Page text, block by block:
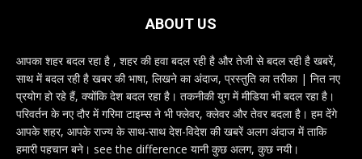
ABOUT US
आपका शहर बदल रहा है , शहर की हवा बदल रही है और तेजी से बदल रही है खबरें,
साथ में बदल रही है खबर की भाषा, लिखने का अंदाज, प्रस्तुति का तरीका | नित नए
प्रयोग हो रहे हैं, क्योंकि देश बदल रहा है। तकनीकी युग में मीडिया भी बदल रहा है।
परिवर्तन के नए दौर में गरिमा टाइम्स ने भी फ्लेवर, क्लेवर और तेवर बदला है। हम देंगे
आपके शहर, आपके राज्य के साथ-साथ देश-विदेश की खबरें अलग अंदाज में ताकि
हमारी पहचान बने। see the difference यानी कुछ अलग, कुछ नयी।